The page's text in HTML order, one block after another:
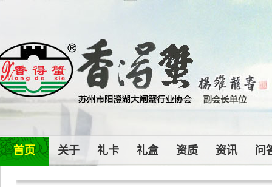
首页 关于 礼卡 礼盒 资质 资讯 问